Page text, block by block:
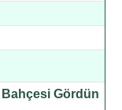
Gördün